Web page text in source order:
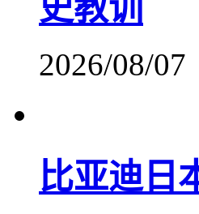
史教训
2026/08/07
比亚迪日